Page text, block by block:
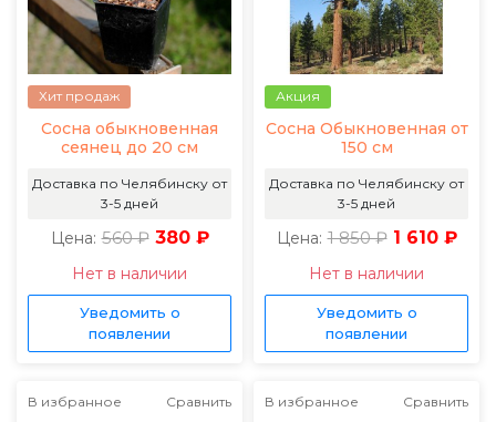
Хит продаж
Сосна обыкновенная
сеянец до 20 см
Доставка по Челябинску от
3-5 дней
Цена: 560 ₽ 380 ₽
Нет в наличии
Уведомить о
появлении
Акция
Сосна Обыкновенная от
150 см
Доставка по Челябинску от
3-5 дней
Цена: 1 850 ₽ 1 610 ₽
Нет в наличии
Уведомить о
появлении
В избранное Сравнить В избранное Сравнить